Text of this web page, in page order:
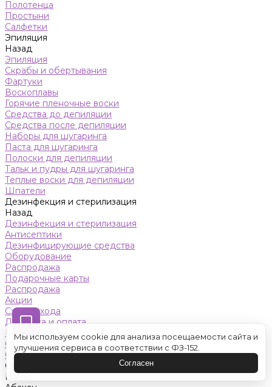
Полотенца
Простыни
Салфетки
Эпиляция
Назад
Эпиляция
Скрабы и обертывания
Фартуки
Воскоплавы
Горячие пленочные воски
Средства до депиляции
Средства после депиляции
Наборы для шугаринга
Паста для шугаринга
Полоски для депиляции
Тальк и пудры для шугаринга
Теплые воски для депиляции
Шпатели
Дезинфекция и стерилизация
Назад
Дезинфекция и стерилизация
Антисептики
Дезинфицирующие средства
Оборудование
Распродажа
Подарочные карты
Распродажа
Акции
Схемы ухода
Доставка и оплата
Контакты
Обучение
Салон красоты
Оренбург
Назад
Мы используем cookie для анализа посещаемости сайта и
улучшения сервиса в соответствии с ФЗ-152.
Согласен